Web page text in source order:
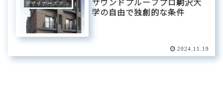
デザイナーズマンション
サウンドプルーフプロ駒沢大
学の自由で独創的な条件
2024.11.19